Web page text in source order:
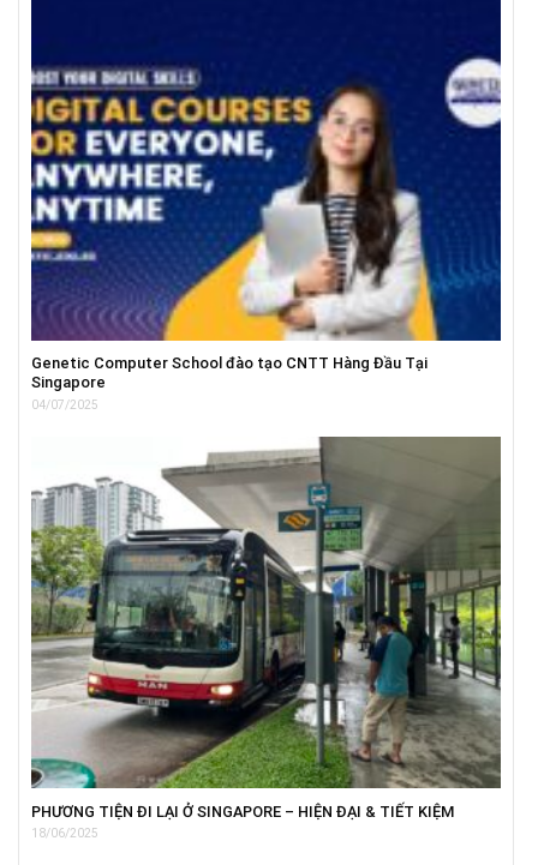
Genetic Computer School đào tạo CNTT Hàng Đầu Tại
Singapore
04/07/2025
PHƯƠNG TIỆN ĐI LẠI Ở SINGAPORE – HIỆN ĐẠI & TIẾT KIỆM
18/06/2025